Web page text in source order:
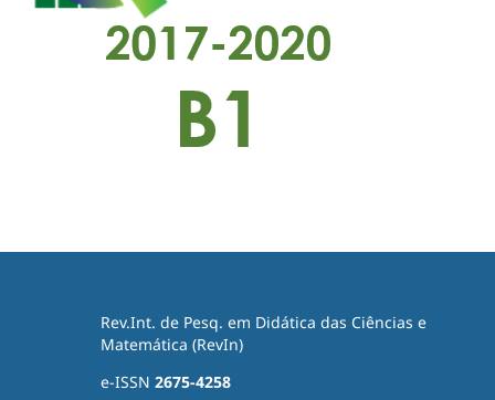
Rev.Int. de Pesq. em Didática das Ciências e
Matemática (RevIn)
e-ISSN2675-4258